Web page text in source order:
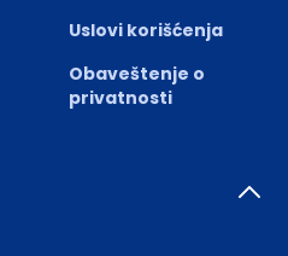
Uslovi korišćenja
Obaveštenje o
privatnosti